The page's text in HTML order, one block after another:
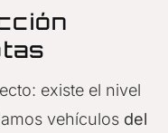
existe el nivel
vehículos del